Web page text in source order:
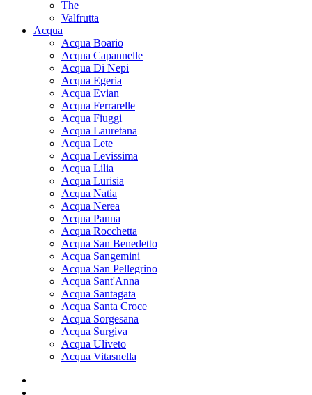
The
Valfrutta
Acqua
Acqua Boario
Acqua Capannelle
Acqua Di Nepi
Acqua Egeria
Acqua Evian
Acqua Ferrarelle
Acqua Fiuggi
Acqua Lauretana
Acqua Lete
Acqua Levissima
Acqua Lilia
Acqua Lurisia
Acqua Natia
Acqua Nerea
Acqua Panna
Acqua Rocchetta
Acqua San Benedetto
Acqua Sangemini
Acqua San Pellegrino
Acqua Sant'Anna
Acqua Santagata
Acqua Santa Croce
Acqua Sorgesana
Acqua Surgiva
Acqua Uliveto
Acqua Vitasnella